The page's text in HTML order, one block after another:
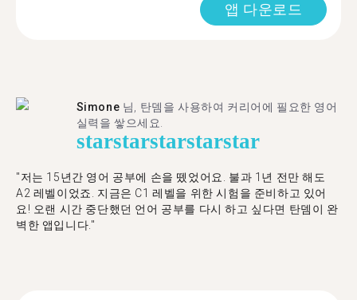
앱 다운로드
Simone 님, 탄뎀을 사용하여 커리어에 필요한 영어
실력을 쌓으세요.
starstarstarstarstar
"저는 15년간 영어 공부에 손을 뗐었어요. 불과 1년 전만 해도
A2 레벨이었죠. 지금은 C1 레벨을 위한 시험을 준비하고 있어
요! 오랜 시간 중단했던 언어 공부를 다시 하고 싶다면 탄뎀이 완
벽한 앱입니다."